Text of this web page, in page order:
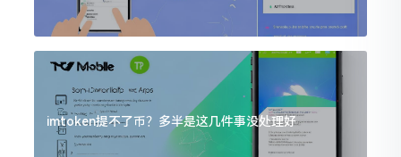
imtoken提不了币？多半是这几件事没处理好